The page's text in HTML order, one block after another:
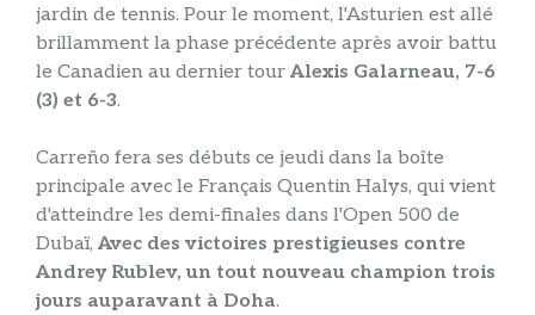
jardin de tennis. Pour le moment, l'Asturien est allé
brillamment la phase précédente après avoir battu
le Canadien au dernier tour Alexis Galarneau, 7-6
(3) et 6-3.
Carreño fera ses débuts ce jeudi dans la boîte
principale avec le Français Quentin Halys, qui vient
d'atteindre les demi-finales dans l'Open 500 de
Dubaï, Avec des victoires prestigieuses contre
Andrey Rublev, un tout nouveau champion trois
jours auparavant à Doha.